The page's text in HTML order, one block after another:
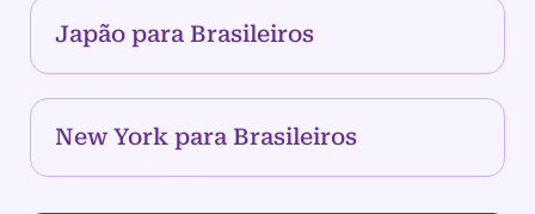
Japão para Brasileiros
New York para Brasileiros